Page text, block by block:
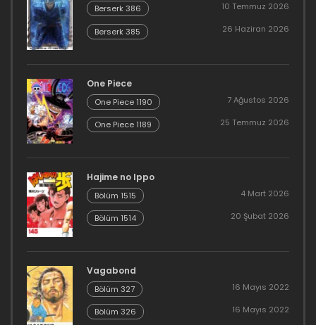
Berserk 386 10 Temmuz 2026
Berserk 385 26 Haziran 2026
One Piece
One Piece 1190 7 Ağustos 2026
One Piece 1189 25 Temmuz 2026
Hajime no Ippo
Bölüm 1515 4 Mart 2026
Bölüm 1514 20 Şubat 2026
Vagabond
Bölüm 327 16 Mayıs 2022
Bölüm 326 16 Mayıs 2022